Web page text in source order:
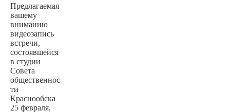
Предлагаемая
вашему
вниманию
видеозапись
встречи,
состоявшейся
в студии
Совета
общественнос
ти
Краснообска
25 февраля,